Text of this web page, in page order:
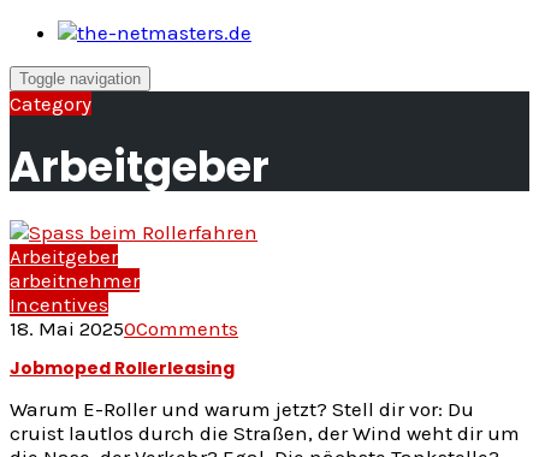
Skip
content
Toggle navigation
Category
Arbeitgeber
Arbeitgeber
arbeitnehmer
Incentives
18. Mai 20250Comments
Jobmoped Rollerleasing
Warum E-Roller und warum jetzt? Stell dir vor: Du
cruist lautlos durch die Straßen, der Wind weht dir um